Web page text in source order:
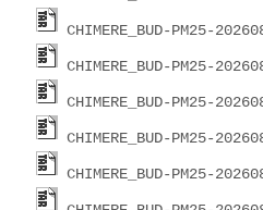
CHIMERE_BUD-PM25-
CHIMERE_BUD-PM25-
CHIMERE_BUD-PM25-
CHIMERE_BUD-PM25-
CHIMERE_BUD-PM25-